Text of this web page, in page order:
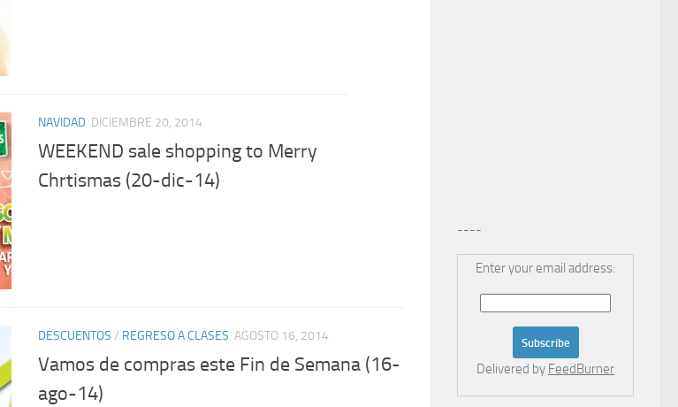
NAVIDAD DICIEMBRE 20, 2014
WEEKEND sale shopping to Merry
Chrtismas (20-dic-14)
DESCUENTOS / REGRESO A CLASES AGOSTO 16, 2014
Vamos de compras este Fin de Semana (16-
ago-14)
----
Enter your email address:
Delivered by FeedBurner